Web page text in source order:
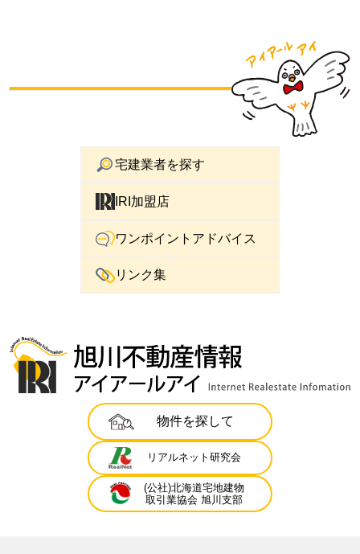
宅建業者を探す
IRI加盟店
ワンポイントアドバイス
リンク集
物件を探して
リアルネット研究会
(公社)北海道宅地建物
取引業協会 旭川支部